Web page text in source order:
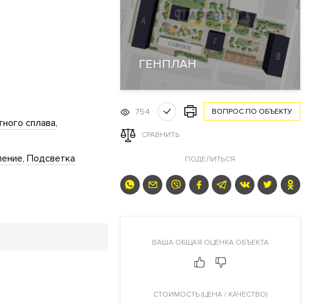
сплава
Подсветка
ГЕНПЛАН
754 ВОПРОС ПО ОБЪЕКТУ
СРАВНИТЬ
ПОДЕЛИТЬСЯ
ВАША ОБЩАЯ ОЦЕНКА ОБЪЕКТА
CТОИМОСТЬ (ЦЕНА / КАЧЕСТВО)